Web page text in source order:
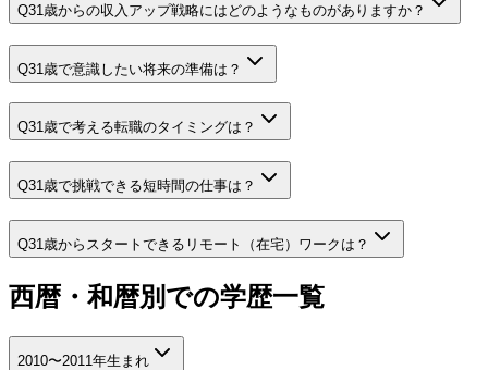
Q31歳からの収入アップ戦略にはどのようなものがありますか？
Q31歳で意識したい将来の準備は？
Q31歳で考える転職のタイミングは？
Q31歳で挑戦できる短時間の仕事は？
Q31歳からスタートできるリモート（在宅）ワークは？
西暦・和暦別での学歴一覧
2010〜2011年生まれ